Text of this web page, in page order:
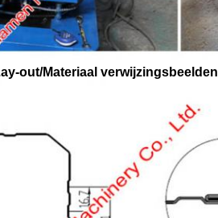
out/Materiaal